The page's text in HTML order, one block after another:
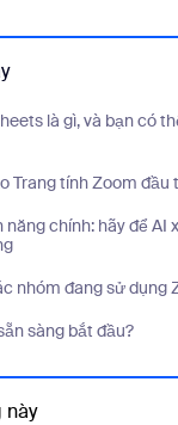
là gì, và bạn có
Sheets là gì, và
Trang tính Zoom đầu
tạo Trang tính Zoom
năng chính: hãy để AI
tính năng chính: hãy
nhóm đang sử dụng
các nhóm đang sử
sàng bắt đầu?
đã sẵn sàng bắt đầu?
này